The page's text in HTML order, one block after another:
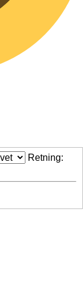
Retning: